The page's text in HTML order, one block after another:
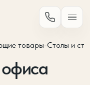
товары-Столы и